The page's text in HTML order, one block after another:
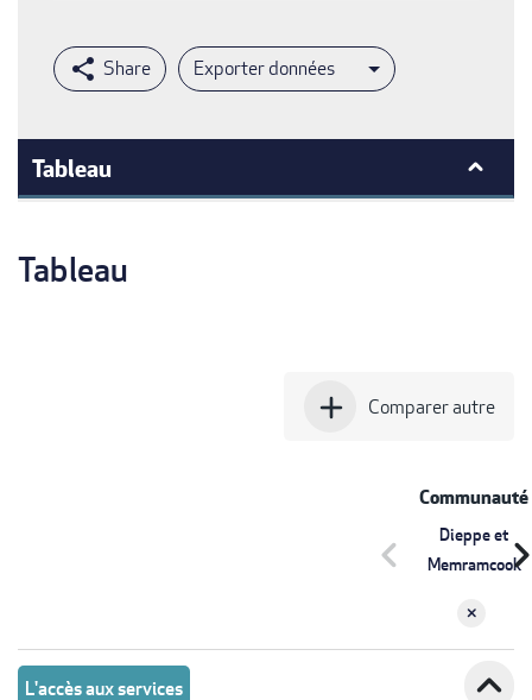
Exporter données
Tableau
Tableau
add Comparer autre
Communauté
Dieppe et
Memramcook
chevron_left
L'accès aux services expand_less